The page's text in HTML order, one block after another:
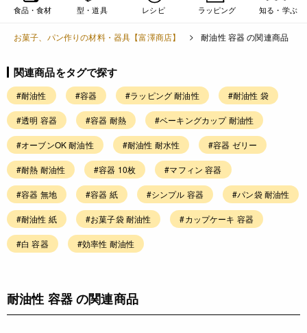
食品・食材 型・道具 レシピ ラッピング 知る・学ぶ
お菓子、パン作りの材料・器具【富澤商店】 耐油性 容器 の関連商品
関連商品をタグで探す
#耐油性 #容器 #ラッピング 耐油性 #耐油性 袋
#透明 容器 #容器 耐熱 #ベーキングカップ 耐油性
#オーブンOK 耐油性 #耐油性 耐水性 #容器 ゼリー
#耐熱 耐油性 #容器 10枚 #マフィン 容器
#容器 無地 #容器 紙 #シンプル 容器 #パン袋 耐油性
#耐油性 紙 #お菓子袋 耐油性 #カップケーキ 容器
#白 容器 #効率性 耐油性
耐油性 容器 の関連商品